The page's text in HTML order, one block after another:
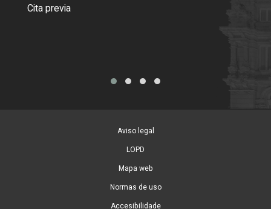
Cita previa
Aviso legal
LOPD
Mapa web
Normas de uso
Accesibilidade